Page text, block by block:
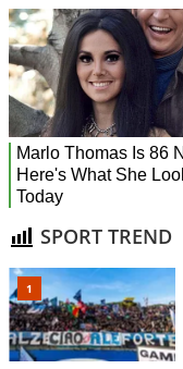
SPORT TREND